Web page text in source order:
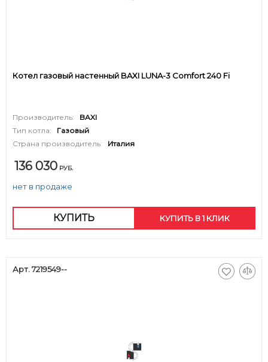
Котел газовый настенный BAXI LUNA-3 Comfort 240 Fi
Производитель:
BAXI
Тип котла:
Газовый
Страна производитель:
Италия
136 030 РУБ.
нет в продаже
КУПИТЬ КУПИТЬ В 1 КЛИК
Арт. 7219549--